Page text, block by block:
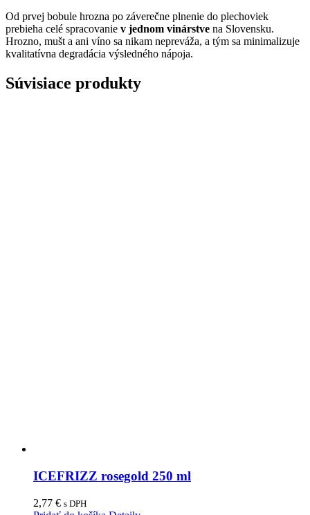
Od prvej bobule hrozna po záverečne plnenie do plechoviek
prebieha celé spracovanie v jednom vinárstve na Slovensku.
Hrozno, mušt a ani víno sa nikam nepreváža, a tým sa minimalizuje
kvalitatívna degradácia výsledného nápoja.
Súvisiace produkty
ICEFRIZZ rosegold 250 ml
2,77 € s DPH